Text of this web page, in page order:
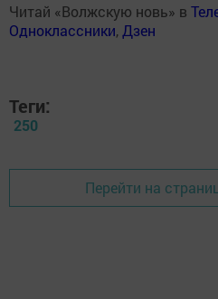
Читай «Волжскую новь» в
Одноклассники, Дзен
Теги:
250
Перейти на